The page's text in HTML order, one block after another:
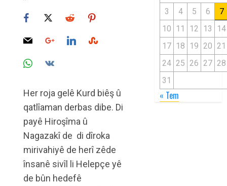
Her roja gelê Kurd biêş û
qatlîaman derbas dibe. Di
payê Hiroşîma û
Nagazakî de di dîroka
mirivahiyê de herî zêde
însanê sivîl li Helepçe yê
de bûn hedefê
3 4 5 6
7
10 11 12 13
14
17 18 19 20 21
24 25 26 27 28
31
« Tem